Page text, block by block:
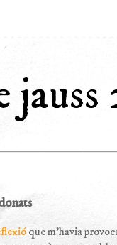
jauss
que m'havia